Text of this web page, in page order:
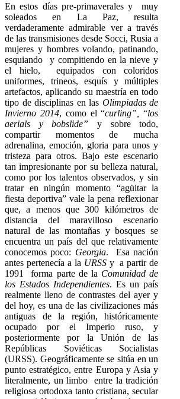
En estos días pre-primaverales y muy
soleados en La Paz, resulta
verdaderamente admirable ver a través
de las transmisiones desde Socci, Rusia a
mujeres y hombres volando, patinando,
esquiando y compitiendo en la nieve y
el hielo, equipados con coloridos
uniformes, trineos, esquís y múltiples
artefactos, aplicando su maestría en todo
tipo de disciplinas en las Olimpiadas de
Invierno 2014, como el “curling”, “los
aerials y bobslide” y sobre todo,
compartir momentos de mucha
adrenalina, emoción, gloria para unos y
tristeza para otros. Bajo este escenario
tan impresionante por su belleza natural,
como por los talentos observados, y sin
tratar en ningún momento “agüitar la
fiesta deportiva” vale la pena reflexionar
que, a menos que 300 kilómetros de
distancia del maravilloso escenario
natural de las montañas y bosques se
encuentra un país del que relativamente
conocemos poco: Georgia. Esa nación
antes pertenecía a la URSSy a partir de
1991 forma parte de la Comunidad de
los Estados Independientes. Es un país
realmente lleno de contrastes del ayer y
del hoy, es una de las civilizaciones más
antiguas de la región, históricamente
ocupado por el Imperio ruso, y
posteriormente por la Unión de las
Repúblicas Soviéticas Socialistas
(URSS). Geográficamente se sitúa en un
punto estratégico, entre Europa y Asia y
literalmente, un limbo entre la tradición
religiosa ortodoxa tanto cristiana, secular